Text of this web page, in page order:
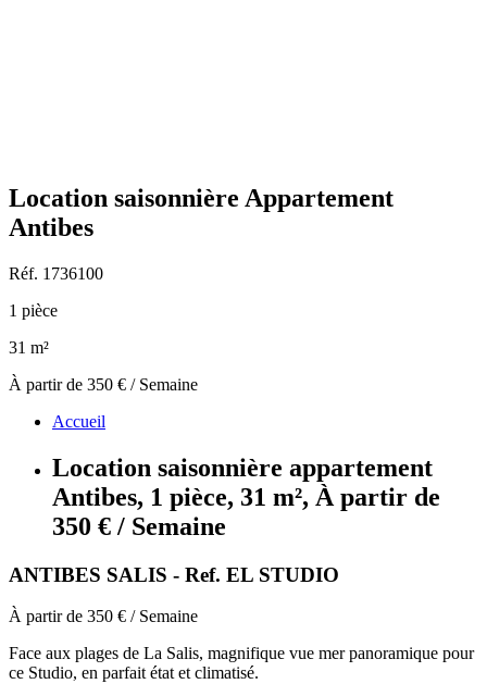
Location saisonnière Appartement
Antibes
Réf. 1736100
1 pièce
31 m²
À partir de 350 € / Semaine
Accueil
Location saisonnière appartement
Antibes, 1 pièce, 31 m², À partir de
350 € / Semaine
ANTIBES SALIS - Ref. EL STUDIO
À partir de 350 € / Semaine
Face aux plages de La Salis, magnifique vue mer panoramique pour
ce Studio, en parfait état et climatisé.